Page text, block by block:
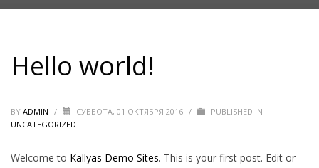
Hello world!
BY ADMIN / СУББОТА, 01 ОКТЯБРЯ 2016 /
PUBLISHED IN
UNCATEGORIZED
Welcome to Kallyas Demo Sites. This is your first post. Edit or